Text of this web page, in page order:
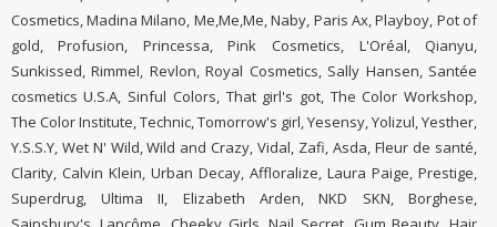
Cosmetics, Madina Milano, Me,Me,Me, Naby, Paris Ax, Playboy, Pot of
gold, Profusion, Princessa, Pink Cosmetics, L'Oréal, Qianyu,
Sunkissed, Rimmel, Revlon, Royal Cosmetics, Sally Hansen, Santée
cosmetics U.S.A, Sinful Colors, That girl's got, The Color Workshop,
The Color Institute, Technic, Tomorrow's girl, Yesensy, Yolizul, Yesther,
Y.S.S.Y, Wet N' Wild, Wild and Crazy, Vidal, Zafi, Asda, Fleur de santé,
Clarity, Calvin Klein, Urban Decay, Affloralize, Laura Paige, Prestige,
Superdrug, Ultima II, Elizabeth Arden, NKD SKN, Borghese,